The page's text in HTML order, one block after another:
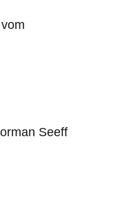
Seeff